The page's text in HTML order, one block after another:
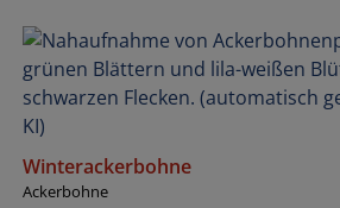
Winterackerbohne
Ackerbohne